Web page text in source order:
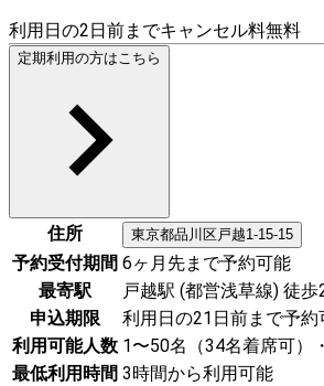
利用日の2日前までキャンセル料無料
定期利用の方はこちら
住所 東京都品川区戸越1-15-15
予約受付期間 6ヶ月先まで予約可能
最寄駅
戸越駅 (都営浅草線) 徒歩
申込期限
利用日の21日前まで予約
利用可能人数 1〜50名（34名着席可）
最低利用時間 3時間から利用可能